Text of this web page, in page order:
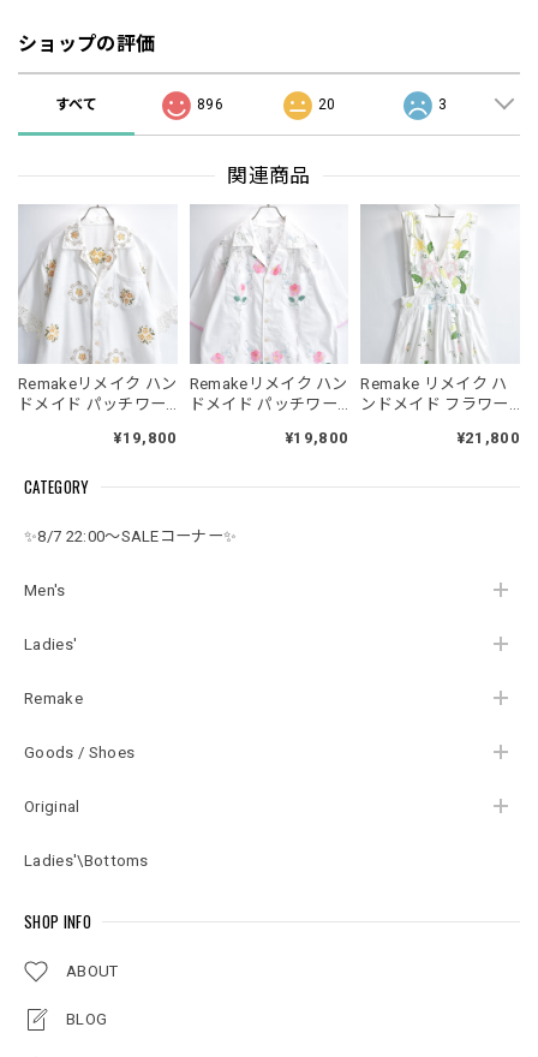
CATEGORY
✨8/7 22:00～SALEコーナー✨
Men's
Ladies'
Remake
Goods / Shoes
Original
Ladies'\Bottoms
SHOP INFO
ABOUT
BLOG
ショップの評価
すべて 896 20 3
関連商品
Remakeリメイク ハン
ドメイド パッチワー
テッチ 刺繍 デザイン
ープンカラー シャツ
ト 再構築 メンズL～
相当 レディースXL相
¥19,800
Remakeリメイク ハン
ドメイド パッチワー
繍 デザイン オープン
襟 オフホワイト 再構
ディースXL相当
¥19,800
Remake リメイク ハ
ンドメイド フラワー
ーク デザイン エプロ
スカ オールインワン
¥21,800